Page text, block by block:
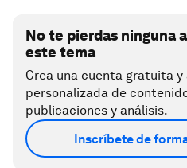
No te pierdas ninguna
este tema
Crea una cuenta gratuita
personalizada de
publicaciones y análisis.
Inscríbete de